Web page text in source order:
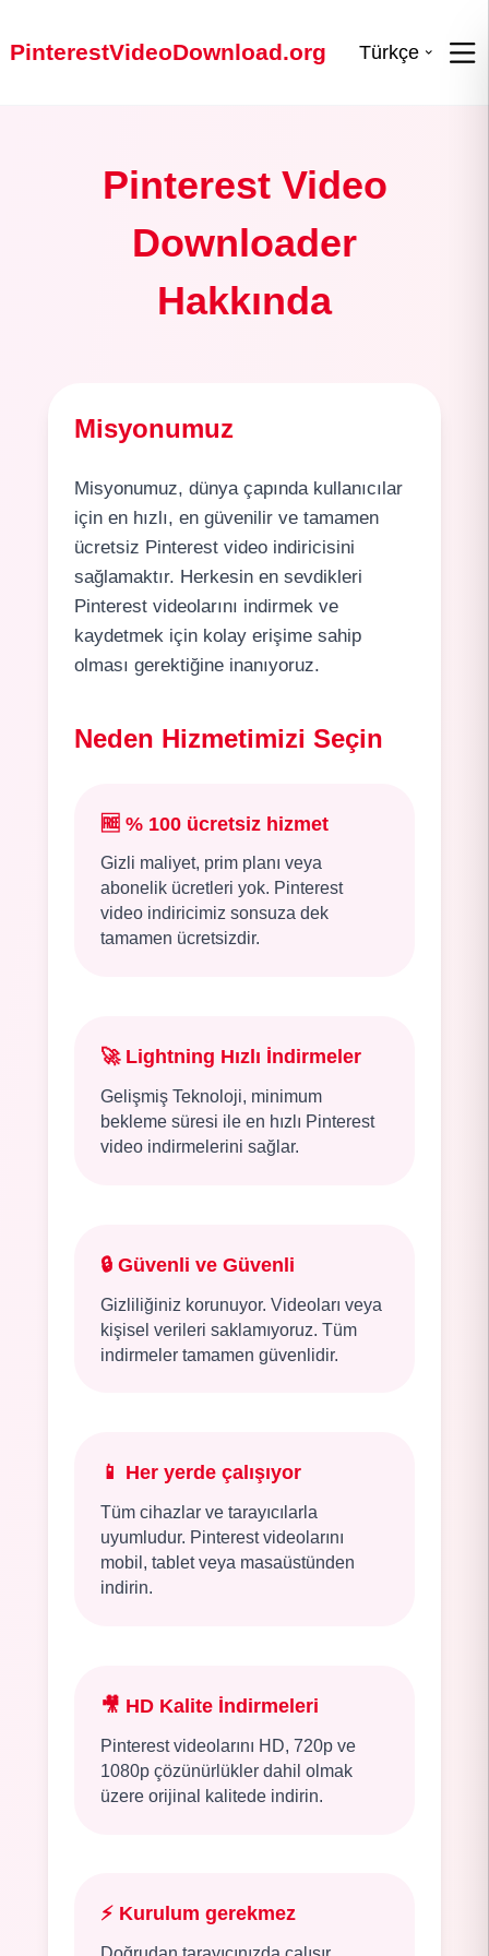
PinterestVideoDownload.org Türkçe
Pinterest Video
Downloader
Hakkında
Misyonumuz
Misyonumuz, dünya çapında kullanıcılar
için en hızlı, en güvenilir ve tamamen
ücretsiz Pinterest video indiricisini
sağlamaktır. Herkesin en sevdikleri
Pinterest videolarını indirmek ve
kaydetmek için kolay erişime sahip
olması gerektiğine inanıyoruz.
Neden Hizmetimizi Seçin
🆓 % 100 ücretsiz hizmet
Gizli maliyet, prim planı veya
abonelik ücretleri yok. Pinterest
video indiricimiz sonsuza dek
tamamen ücretsizdir.
🚀 Lightning Hızlı İndirmeler
Gelişmiş Teknoloji, minimum
bekleme süresi ile en hızlı Pinterest
video indirmelerini sağlar.
🔒 Güvenli ve Güvenli
Gizliliğiniz korunuyor. Videoları veya
kişisel verileri saklamıyoruz. Tüm
indirmeler tamamen güvenlidir.
📱 Her yerde çalışıyor
Tüm cihazlar ve tarayıcılarla
uyumludur. Pinterest videolarını
mobil, tablet veya masaüstünden
indirin.
🎥 HD Kalite İndirmeleri
Pinterest videolarını HD, 720p ve
1080p çözünürlükler dahil olmak
üzere orijinal kalitede indirin.
⚡ Kurulum gerekmez